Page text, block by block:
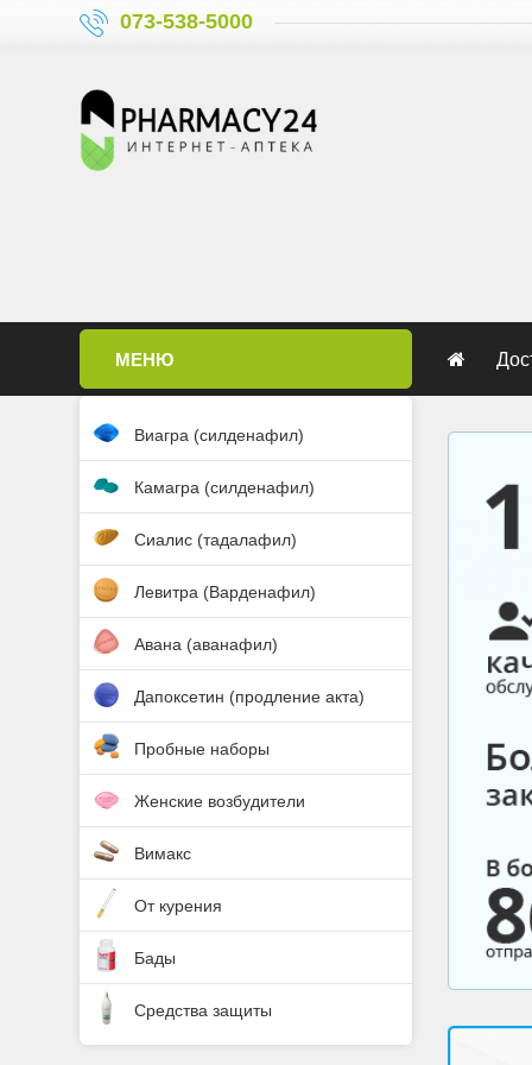
073-538-5000
МЕНЮ
Виагра (силденафил)
Камагра (силденафил)
Сиалис (тадалафил)
Левитра (Варденафил)
Авана (аванафил)
Дапоксетин (продление акта)
Пробные наборы
Женские возбудители
Вимакс
От курения
Бады
Средства защиты